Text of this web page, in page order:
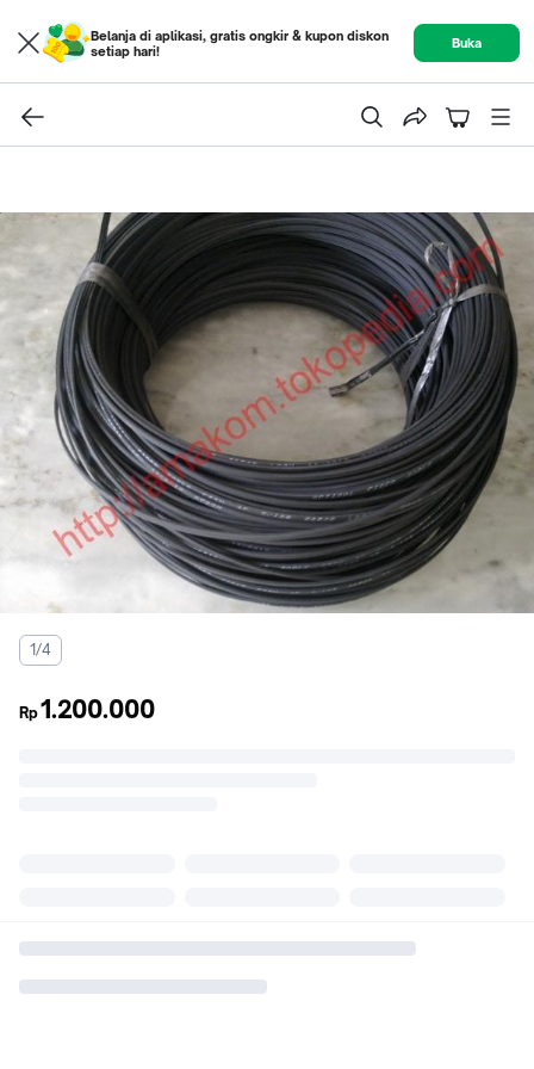
Belanja di aplikasi, gratis ongkir & kupon diskon
setiap hari!
Buka
1/4
Rp1.200.000